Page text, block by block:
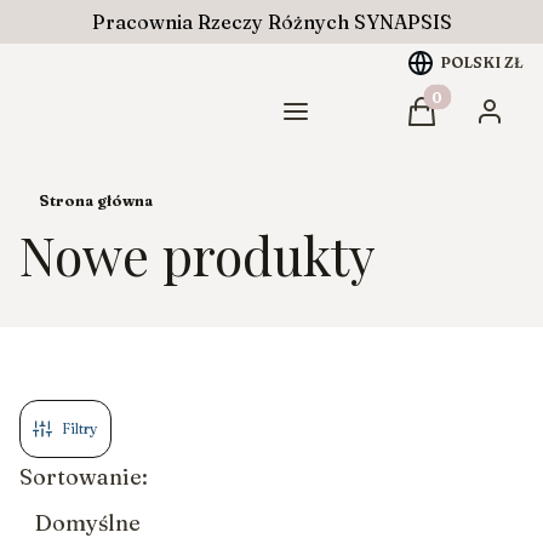
Pracownia Rzeczy Różnych SYNAPSIS
POLSKI ZŁ
Menu Produkty w
Koszyk
Strona główna
Nowe produkty
Filtry
Lista produktów
Sortowanie:
Domyślne